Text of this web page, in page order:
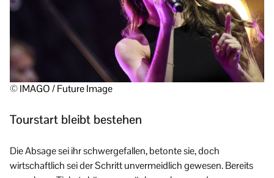
© IMAGO / Future Image
Tourstart bleibt bestehen
Die Absage sei ihr schwergefallen, betonte sie, doch
wirtschaftlich sei der Schritt unvermeidlich gewesen. Bereits